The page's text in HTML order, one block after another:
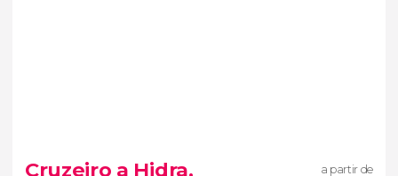
2.548 opiniões
Cruzeiro a Hidra,
a partir de